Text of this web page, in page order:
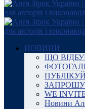
НОВИНИ
ЩО
WE
Новини